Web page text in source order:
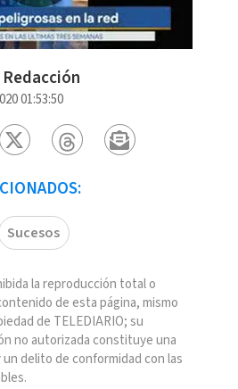
01:53:50
Sucesos
la reproducción total o
de esta página, mismo
de TELEDIARIO; su
no autorizada constituye una
delito de conformidad con las